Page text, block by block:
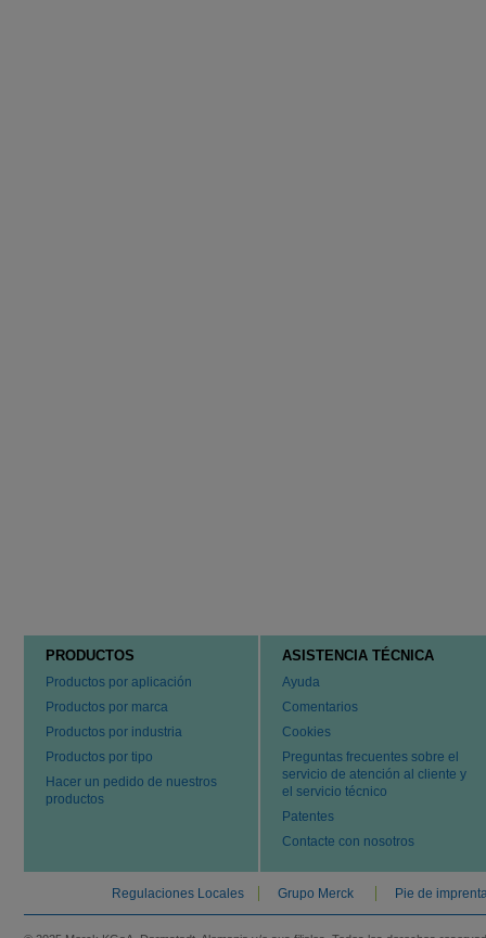
PRODUCTOS
Productos por aplicación
Productos por marca
Productos por industria
Productos por tipo
Hacer un pedido de nuestros
productos
ASISTENCIA TÉCNICA
Ayuda
Comentarios
Cookies
Preguntas frecuentes sobre el
servicio de atención al cliente y
el servicio técnico
Patentes
Contacte con nosotros
Regulaciones Locales Grupo Merck Pie de